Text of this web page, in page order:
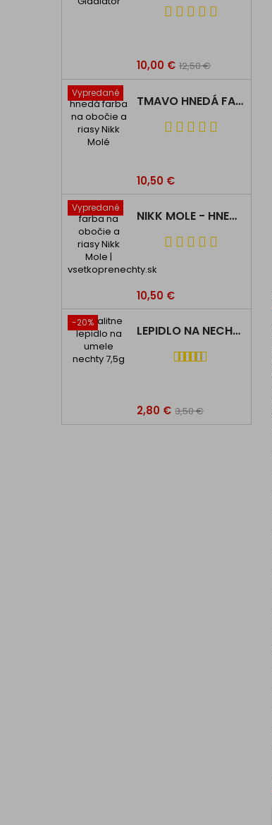
10,00 € 12,50 €
Vypredané
TMAVO HNEDÁ FARBA NA OBOČIE A RIASY NIKK MOLÉ
10,50 €
Vypredané
NIKK MOLE - HNEDÁ FARBA NA OBOČIE A RIASY
10,50 €
-20%
LEPIDLO NA NECHTY SO ŠTETCOM 7,5G
2,80 € 3,50 €